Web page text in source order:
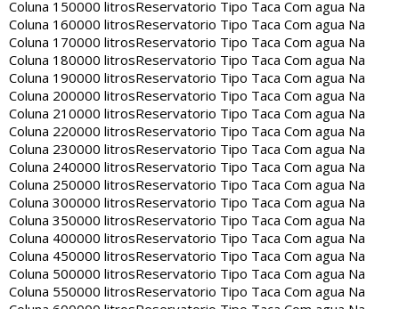
Coluna 150000 litrosReservatorio Tipo Taca Com agua Na
Coluna 160000 litrosReservatorio Tipo Taca Com agua Na
Coluna 170000 litrosReservatorio Tipo Taca Com agua Na
Coluna 180000 litrosReservatorio Tipo Taca Com agua Na
Coluna 190000 litrosReservatorio Tipo Taca Com agua Na
Coluna 200000 litrosReservatorio Tipo Taca Com agua Na
Coluna 210000 litrosReservatorio Tipo Taca Com agua Na
Coluna 220000 litrosReservatorio Tipo Taca Com agua Na
Coluna 230000 litrosReservatorio Tipo Taca Com agua Na
Coluna 240000 litrosReservatorio Tipo Taca Com agua Na
Coluna 250000 litrosReservatorio Tipo Taca Com agua Na
Coluna 300000 litrosReservatorio Tipo Taca Com agua Na
Coluna 350000 litrosReservatorio Tipo Taca Com agua Na
Coluna 400000 litrosReservatorio Tipo Taca Com agua Na
Coluna 450000 litrosReservatorio Tipo Taca Com agua Na
Coluna 500000 litrosReservatorio Tipo Taca Com agua Na
Coluna 550000 litrosReservatorio Tipo Taca Com agua Na